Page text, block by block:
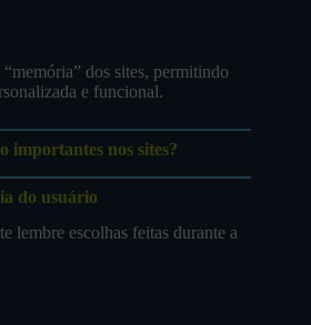
dos sites, permitindo
e funcional.
importantes nos sites?
do usuário
lembre escolhas feitas durante a